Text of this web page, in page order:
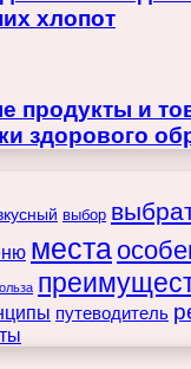
хлопот
продукты и
здорового
выбор
места
путеводитель